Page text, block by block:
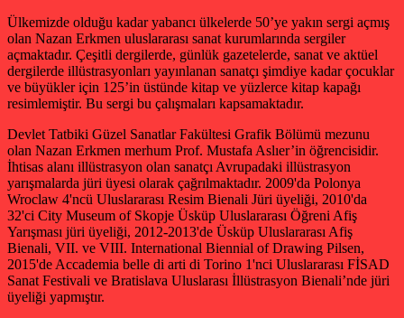
Ülkemizde olduğu kadar yabancı ülkelerde 50’ye yakın sergi açmış
olan Nazan Erkmen uluslararası sanat kurumlarında sergiler
açmaktadır. Çeşitli dergilerde, günlük gazetelerde, sanat ve aktüel
dergilerde illüstrasyonları yayınlanan sanatçı şimdiye kadar çocuklar
ve büyükler için 125’in üstünde kitap ve yüzlerce kitap kapağı
resimlemiştir. Bu sergi bu çalışmaları kapsamaktadır.
Devlet Tatbiki Güzel Sanatlar Fakültesi Grafik Bölümü mezunu
olan Nazan Erkmen merhum Prof. Mustafa Aslıer’in öğrencisidir.
İhtisas alanı illüstrasyon olan sanatçı Avrupadaki illüstrasyon
yarışmalarda jüri üyesi olarak çağrılmaktadır. 2009'da Polonya
Wroclaw 4'ncü Uluslararası Resim Bienali Jüri üyeliği, 2010'da
32'ci City Museum of Skopje Üsküp Uluslararası Öğreni Afiş
Yarışması jüri üyeliği, 2012-2013'de Üsküp Uluslararası Afiş
Bienali, VII. ve VIII. International Biennial of Drawing Pilsen,
2015'de Accademia belle di arti di Torino 1'nci Uluslararası FİSAD
Sanat Festivali ve Bratislava Uluslarası İllüstrasyon Bienali’nde jüri
üyeliği yapmıştır.